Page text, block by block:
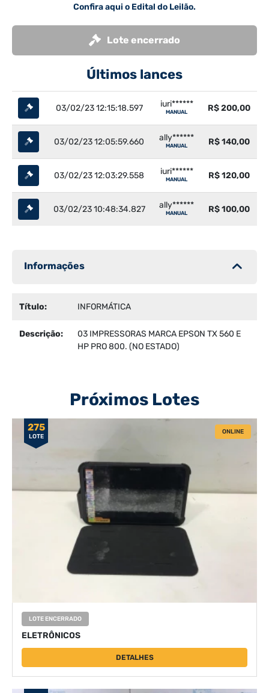
Confira aqui o Edital do Leilão.
Lote encerrado
Últimos lances
03/02/23 12:15:18.597 iuri******
MANUAL R$ 200,00
03/02/23 12:05:59.660 ally******
MANUAL R$ 140,00
03/02/23 12:03:29.558 iuri******
MANUAL R$ 120,00
03/02/23 10:48:34.827 ally******
MANUAL R$ 100,00
Informações
Título: INFORMÁTICA
Descrição:
03 IMPRESSORAS MARCA EPSON TX 560 E
HP PRO 800. (NO ESTADO)
Próximos Lotes
275
LOTE
ONLINE
LOTE ENCERRADO
ELETRÔNICOS
DETALHES